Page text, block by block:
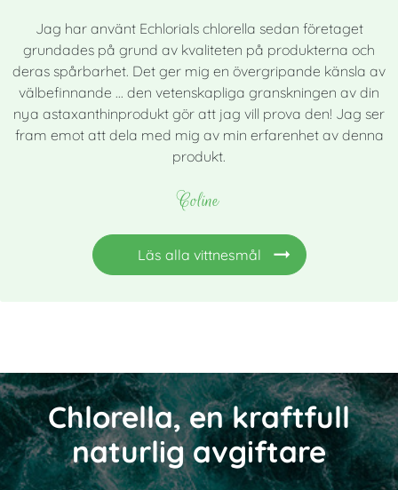
Jag har använt Echlorials chlorella sedan företaget
grundades på grund av kvaliteten på produkterna och
deras spårbarhet. Det ger mig en övergripande känsla av
välbefinnande ... den vetenskapliga granskningen av din
nya astaxanthinprodukt gör att jag vill prova den! Jag ser
fram emot att dela med mig av min erfarenhet av denna
produkt.
Coline
Läs alla vittnesmål
Chlorella, en kraftfull
naturlig avgiftare